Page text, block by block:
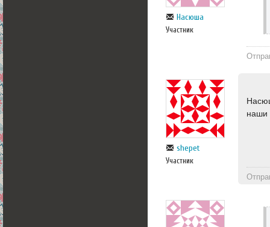
Насюша
Участник
shepet
Участник
наши